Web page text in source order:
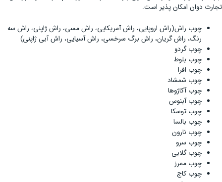
تجارت دوان امکان پذیر است.
چوب راش(راش اروپایی، راش آمریکایی، راش مسی، راش ژاپنی، راش سه
رنگ، راش گریان، راش برگ سرخسی، راش آسیایی، راش آبی ژاپنی)
چوب گردو
چوب بلوط
چوب افرا
چوب شمشاد
چوب آکاژوها
چوب آبنوس
چوب توسکا
چوب بالسا
چوب نارون
چوب سرو
چوب گلابی
چوب ممرز
چوب کاج